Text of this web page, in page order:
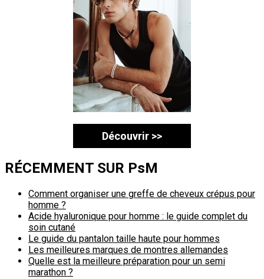
Découvrir >>
RÉCEMMENT SUR PsM
Comment organiser une greffe de cheveux crépus pour
homme ?
Acide hyaluronique pour homme : le guide complet du
soin cutané
Le guide du pantalon taille haute pour hommes
Les meilleures marques de montres allemandes
Quelle est la meilleure préparation pour un semi
marathon ?